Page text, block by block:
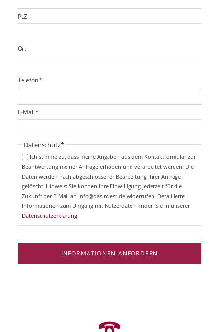
d
PLZ
Ort
P
f
i
c
t
f
Telefon*
P
f
i
E-Mail*
Pflichtfeld
Datenschutz*
Ich stimme zu, dass meine Angaben aus dem Kontaktformular zur
Beantwortung meiner Anfrage erhoben und verarbeitet werden. Die
Daten werden nach abgeschlossener Bearbeitung Ihrer Anfrage
gelöscht. Hinweis: Sie können Ihre Einwilligung jederzeit für die
Zukunft per E-Mail an info@dasinvest.de widerrufen. Detaillierte
Informationen zum Umgang mit Nutzerdaten finden Sie in unserer
Datenschutzerklärung
INFORMATIONEN ANFORDERN